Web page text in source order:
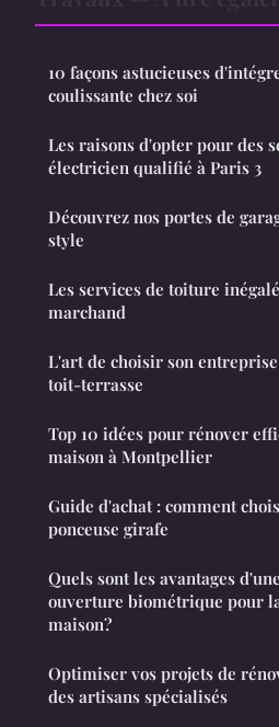
10 façons astucieuses
coulissante chez soi
Les raisons d'opter pour des
électricien qualifié à Paris 3
Découvrez nos portes de
style
Les services de toiture
marchand
L'art de choisir son
toit-terrasse
Top 10 idées pour rénover
maison à Montpellier
Guide d'achat : comment
ponceuse girafe
Quels sont les avantages
ouverture biométrique pour
maison?
Optimiser vos projets de
des artisans spécialisés